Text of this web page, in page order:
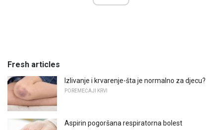
Fresh articles
Izlivanje i krvarenje-šta je normalno za djecu?
POREMEĆAJI KRVI
Aspirin pogoršana respiratorna bolest